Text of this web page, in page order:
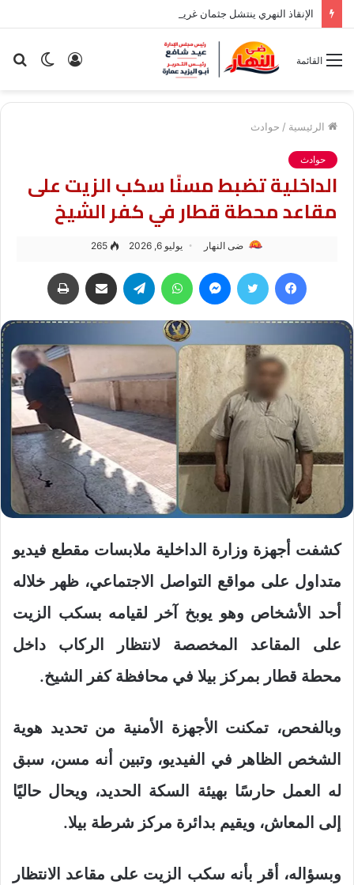
الإنقاذ النهري ينتشل جثمان غريق مجهول الهوية بالقليوبية
الوضع تسجيل
القائمة
الرئيسية / حوادث
حوادث
الداخلية تضبط مسنًا سكب الزيت على
مقاعد محطة قطار في كفر الشيخ
ضى النهار يوليو 6, 2026 265
فيسبوك تويتر ماسنجر واتساب تيلقرام مشاركة عبر البريد
كشفت أجهزة وزارة الداخلية ملابسات مقطع فيديو
متداول على مواقع التواصل الاجتماعي، ظهر خلاله
أحد الأشخاص وهو يوبخ آخر لقيامه بسكب الزيت
على المقاعد المخصصة لانتظار الركاب داخل
محطة قطار بمركز بيلا في محافظة كفر الشيخ.
وبالفحص، تمكنت الأجهزة الأمنية من تحديد هوية
الشخص الظاهر في الفيديو، وتبين أنه مسن، سبق
له العمل حارسًا بهيئة السكة الحديد، ويحال حاليًا
إلى المعاش، ويقيم بدائرة مركز شرطة بيلا.
وبسؤاله، أقر بأنه سكب الزيت على مقاعد الانتظار